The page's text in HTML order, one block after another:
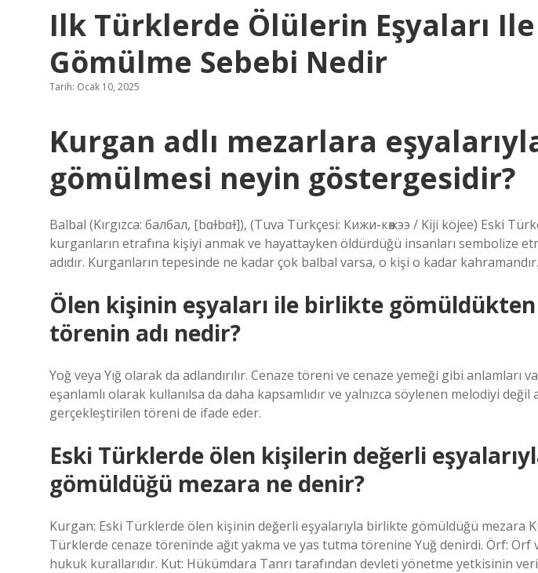
Ilk Türklerde Ölülerin Eşyaları
Gömülme Sebebi Nedir
Tarih: Ocak 10, 2025
Kurgan adlı mezarlara
gömülmesi neyin göstergesidir?
Balbal (Kırgızca: балбал, [bɑɫbɑɫ]), (Tuva Türkçesi: Кижи-көжээ / Kiji köjee) Eski
kurganların etrafına kişiyi anmak ve hayattayken öldürdüğü insanları sembolize
adıdır. Kurganların tepesinde ne kadar çok balbal varsa, o kişi o kadar kahramandır.
Ölen kişinin eşyaları ile birlikte gömüldükten
törenin adı nedir?
Yoğ veya Yığ olarak da adlandırılır. Cenaze töreni ve cenaze yemeği gibi anlamları
eşanlamlı olarak kullanılsa da daha kapsamlıdır ve yalnızca söylenen melodiyi değil
gerçekleştirilen töreni de ifade eder.
Eski Türklerde ölen kişilerin değerli
gömüldüğü mezara ne denir?
Kurgan: Eski Türklerde ölen kişinin değerli eşyalarıyla birlikte gömüldüğü mezara
Türklerde cenaze töreninde ağıt yakma ve yas tutma törenine Yuğ denirdi. Örf:
hukuk kurallarıdır. Kut: Hükümdara Tanrı tarafından devleti yönetme yetkisinin